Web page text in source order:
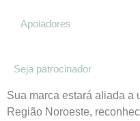
Apoiadores
Seja patrocinador
Sua marca estará aliada a
Região Noroeste,